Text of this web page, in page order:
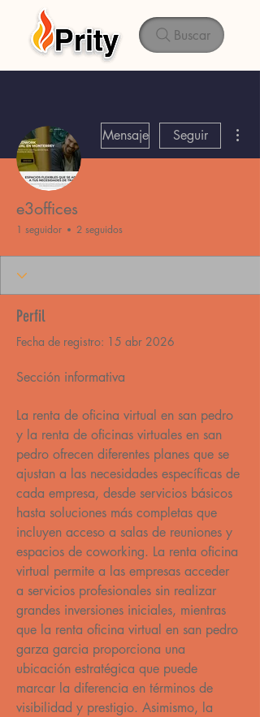
Buscar
Mensaje Seguir
e3offices
1 seguidor 2 seguidos
Perfil
Fecha de registro: 15 abr 2026
Sección informativa
La renta de oficina virtual en san pedro
y la renta de oficinas virtuales en san
pedro ofrecen diferentes planes que se
ajustan a las necesidades específicas de
cada empresa, desde servicios básicos
hasta soluciones más completas que
incluyen acceso a salas de reuniones y
espacios de coworking. La renta oficina
virtual permite a las empresas acceder
a servicios profesionales sin realizar
grandes inversiones iniciales, mientras
que la renta oficina virtual en san pedro
garza garcia proporciona una
ubicación estratégica que puede
marcar la diferencia en términos de
visibilidad y prestigio. Asimismo, la